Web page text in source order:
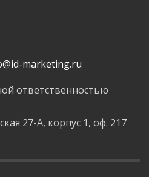
marketing.ru
ответственностью
27-А, корпус 1, оф. 217